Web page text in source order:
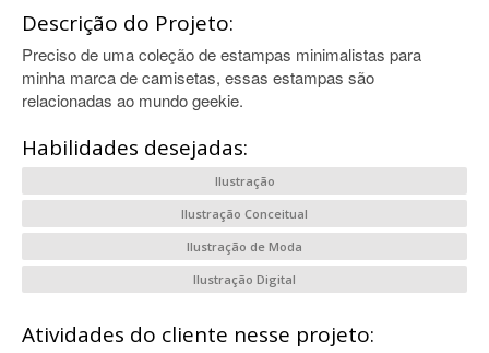
Descrição do Projeto:
Preciso de uma coleção de estampas minimalistas para
minha marca de camisetas, essas estampas são
relacionadas ao mundo geekie.
Habilidades desejadas:
Ilustração
Ilustração Conceitual
Ilustração de Moda
Ilustração Digital
Atividades do cliente nesse projeto: